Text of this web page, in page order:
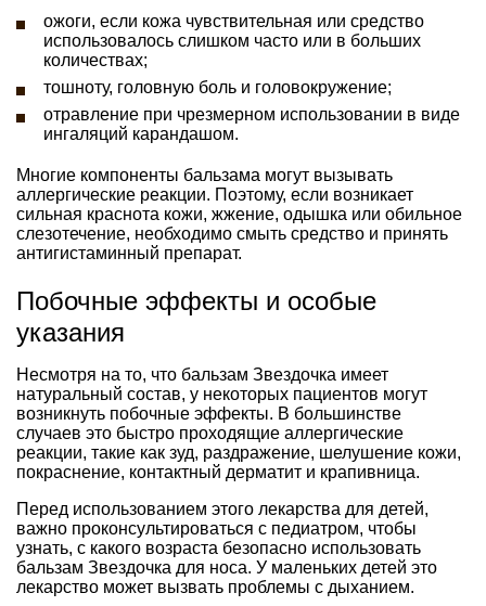
ожоги, если кожа чувствительная или средство
использовалось слишком часто или в больших
количествах;
тошноту, головную боль и головокружение;
отравление при чрезмерном использовании в виде
ингаляций карандашом.
Многие компоненты бальзама могут вызывать
аллергические реакции. Поэтому, если возникает
сильная краснота кожи, жжение, одышка или обильное
слезотечение, необходимо смыть средство и принять
антигистаминный препарат.
Побочные эффекты и особые
указания
Несмотря на то, что бальзам Звездочка имеет
натуральный состав, у некоторых пациентов могут
возникнуть побочные эффекты. В большинстве
случаев это быстро проходящие аллергические
реакции, такие как зуд, раздражение, шелушение кожи,
покраснение, контактный дерматит и крапивница.
Перед использованием этого лекарства для детей,
важно проконсультироваться с педиатром, чтобы
узнать, с какого возраста безопасно использовать
бальзам Звездочка для носа. У маленьких детей это
лекарство может вызвать проблемы с дыханием.